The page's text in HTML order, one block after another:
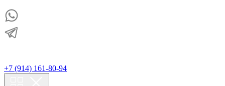
+7 (914) 161-80-94